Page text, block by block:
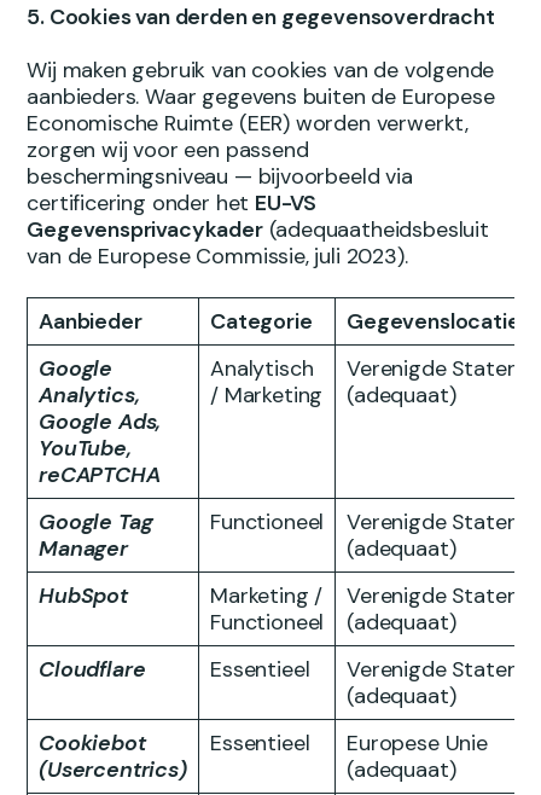
5. Cookies van derden en gegevensoverdracht
Wij maken gebruik van cookies van de volgende
aanbieders. Waar gegevens buiten de Europese
Economische Ruimte (EER) worden verwerkt,
zorgen wij voor een passend
beschermingsniveau — bijvoorbeeld via
certificering onder het EU-VS
Gegevensprivacykader(adequaatheidsbesluit
van de Europese Commissie, juli 2023).
Aanbieder Categorie
Gegevenslocatie
Google
Analytics,
Google Ads,
YouTube,
reCAPTCHA
Analytisch
/ Marketing
Verenigde Staten
(adequaat)
Google Tag
Manager
Functioneel
Verenigde Staten
(adequaat)
HubSpot
Marketing /
Functioneel
Verenigde Staten
(adequaat)
Cloudflare
Essentieel
Verenigde Staten
(adequaat)
Cookiebot
(Usercentrics)
Essentieel
Europese Unie
(adequaat)